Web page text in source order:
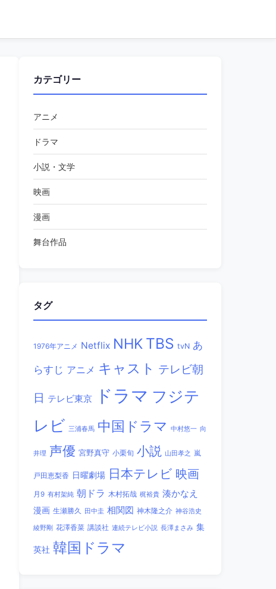
カテゴリー
アニメ
ドラマ
小説・文学
映画
漫画
舞台作品
タグ
1976年アニメ Netflix NHK TBS tvN あ
らすじ アニメ キャスト テレビ朝
日 テレビ東京 ドラマ フジテ
レビ 三浦春馬 中国ドラマ 中村悠一 向
井理 声優 宮野真守 小栗旬 小説 山田孝之 嵐
戸田恵梨香 日曜劇場 日本テレビ 映画
月9 有村架純 朝ドラ 木村拓哉 梶裕貴 湊かなえ
漫画 生瀬勝久 田中圭 相関図 神木隆之介 神谷浩史
綾野剛 花澤香菜 講談社 連続テレビ小説 長澤まさみ 集
英社 韓国ドラマ